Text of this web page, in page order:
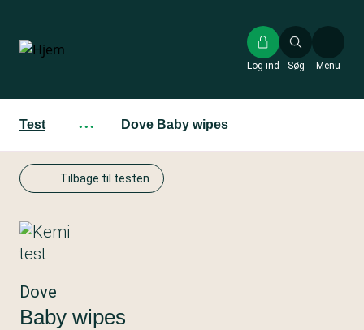
hovedindhold
Søg
Log ind Menu
Test ··· Dove Baby wipes
Tilbage til testen
Dove
Baby wipes